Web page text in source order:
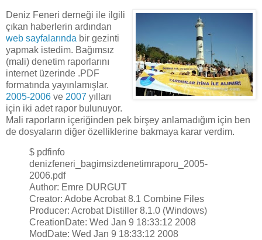
Deniz Feneri derneği ile ilgili
çıkan haberlerin ardından
web sayfalarında bir gezinti
yapmak istedim. Bağımsız
(mali) denetim raporlarını
internet üzerinde .PDF
formatında yayınlamışlar.
2005-2006 ve 2007 yılları
için iki adet rapor bulunuyor.
Mali raporların içeriğinden pek birşey anlamadığım için ben
de dosyaların diğer özelliklerine bakmaya karar verdim.
$ pdfinfo
denizfeneri_bagimsizdenetimraporu_2005-
2006.pdf
Author: Emre DURGUT
Creator: Adobe Acrobat 8.1 Combine Files
Producer: Acrobat Distiller 8.1.0 (Windows)
CreationDate: Wed Jan 9 18:33:12 2008
ModDate: Wed Jan 9 18:33:12 2008